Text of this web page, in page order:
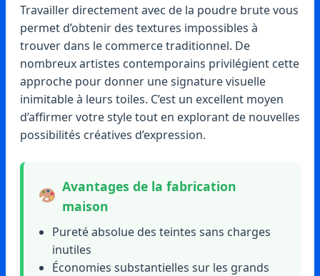
Travailler directement avec de la poudre brute vous
permet d’obtenir des textures impossibles à
trouver dans le commerce traditionnel. De
nombreux artistes contemporains privilégient cette
approche pour donner une signature visuelle
inimitable à leurs toiles. C’est un excellent moyen
d’affirmer votre style tout en explorant de nouvelles
possibilités créatives d’expression.
Avantages de la fabrication
maison
Pureté absolue des teintes sans charges
inutiles
Économies substantielles sur les grands